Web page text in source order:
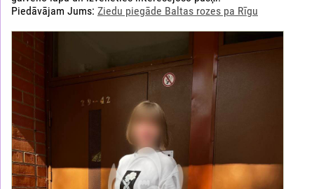
Piedāvājam Jums: Ziedu piegāde Baltas rozes pa Rīgu